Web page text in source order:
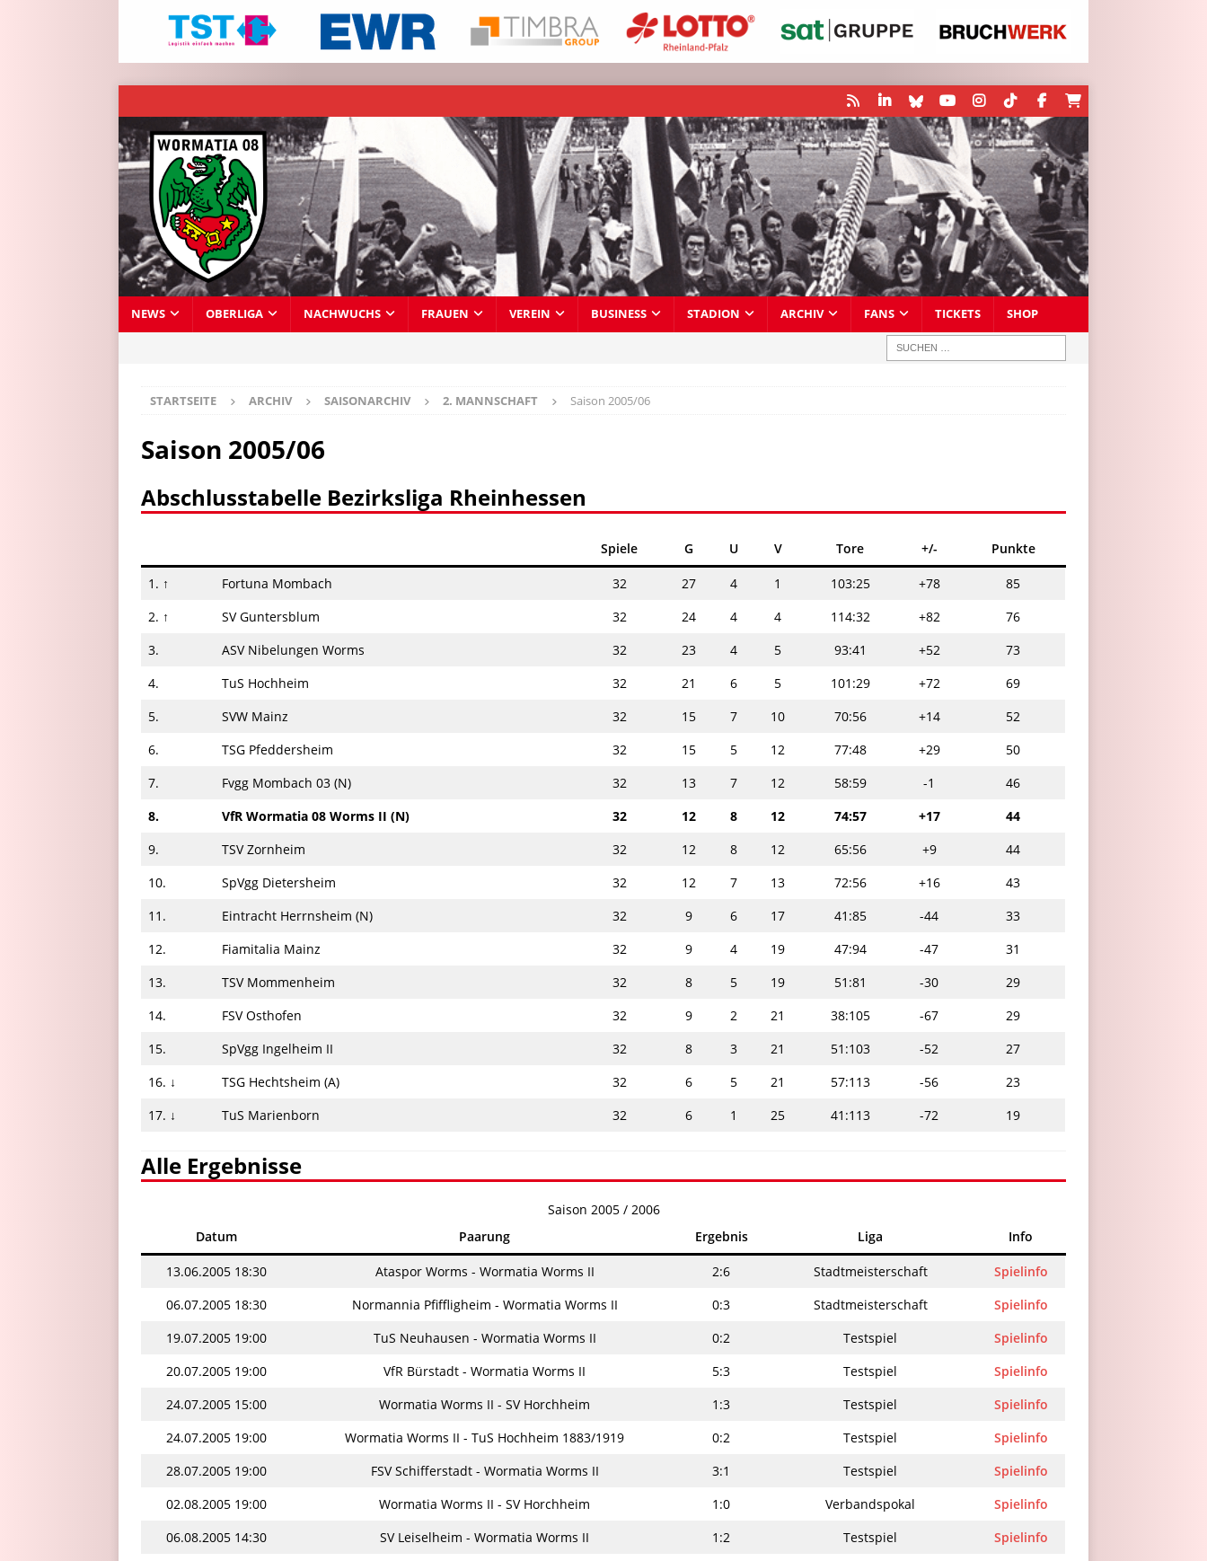
NEWS OBERLIGA NACHWUCHS FRAUEN VEREIN BUSINESS STADION ARCHIV FANS TICKETS SHOP
STARTSEITE ARCHIV SAISONARCHIV 2. MANNSCHAFT Saison 2005/06
Saison 2005/06
Abschlusstabelle Bezirksliga Rheinhessen
Spiele G U V Tore +/- Punkte
1. ↑ Fortuna Mombach 32 27 4 1 103:25 +78
85
2. ↑
SV Guntersblum 32 24 4 4 114:32 +82
76
3.
ASV Nibelungen Worms 32 23 4 5 93:41 +52
73
4.
TuS Hochheim 32 21 6 5 101:29 +72
69
5.
SVW Mainz 32 15 7 10 70:56 +14
52
6.
TSG Pfeddersheim 32 15 5 12 77:48 +29
50
7.
Fvgg Mombach 03 (N) 32 13 7 12 58:59 -1
46
8.
VfR Wormatia 08 Worms II (N) 32 12 8 12 74:57 +17
44
9.
TSV Zornheim 32 12 8 12 65:56 +9
44
10.
SpVgg Dietersheim 32 12 7 13 72:56 +16
43
11.
Eintracht Herrnsheim (N) 32 9 6 17 41:85 -44
33
12.
Fiamitalia Mainz 32 9 4 19 47:94 -47
31
13.
TSV Mommenheim 32 8 5 19 51:81 -30
29
14.
FSV Osthofen 32 9 2 21 38:105 -67
29
15.
SpVgg Ingelheim II 32 8 3 21 51:103 -52
27
16. ↓
TSG Hechtsheim (A) 32 6 5 21 57:113 -56
23
17. ↓
TuS Marienborn 32 6 1 25 41:113 -72 19
Alle Ergebnisse
Saison 2005 / 2006
Datum
Paarung Ergebnis Liga Info
13.06.2005 18:30 Ataspor Worms - Wormatia Worms II 2:6 Stadtmeisterschaft
Spielinfo
06.07.2005 18:30
Normannia Pfiffligheim - Wormatia Worms II 0:3 Stadtmeisterschaft
Spielinfo
19.07.2005 19:00
TuS Neuhausen - Wormatia Worms II 0:2 Testspiel
Spielinfo
20.07.2005 19:00
VfR Bürstadt - Wormatia Worms II 5:3 Testspiel
Spielinfo
24.07.2005 15:00
Wormatia Worms II - SV Horchheim 1:3 Testspiel
Spielinfo
24.07.2005 19:00
Wormatia Worms II - TuS Hochheim 1883/1919 0:2 Testspiel
Spielinfo
28.07.2005 19:00
FSV Schifferstadt - Wormatia Worms II 3:1 Testspiel
Spielinfo
02.08.2005 19:00
Wormatia Worms II - SV Horchheim 1:0 Verbandspokal
Spielinfo
06.08.2005 14:30
SV Leiselheim - Wormatia Worms II 1:2 Testspiel
Spielinfo